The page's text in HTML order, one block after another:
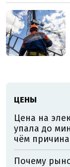
ЦЕНЫ
Цена на
упала до
чём причина
Почему